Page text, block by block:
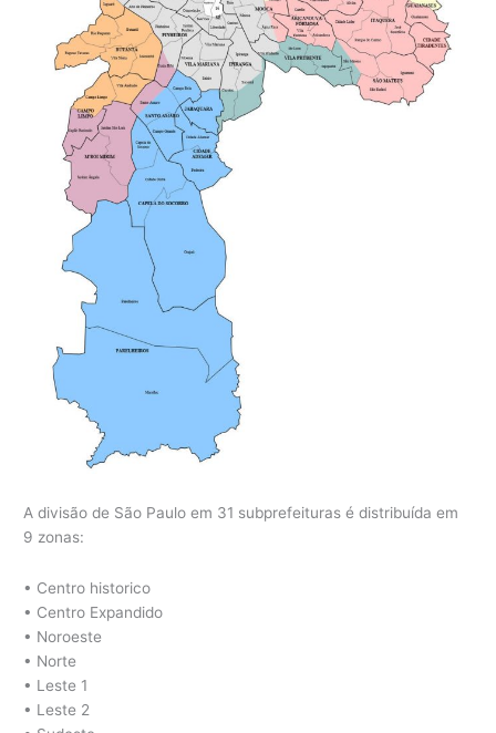
A divisão de São Paulo em 31 subprefeituras é distribuída em
9 zonas:
• Centro historico
• Centro Expandido
• Noroeste
• Norte
• Leste 1
• Leste 2